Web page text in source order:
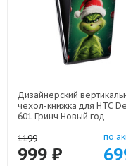
Дизайнерский
чехол-книжка для HTC
601 Гринч Новый год
1199
999 ₽
по